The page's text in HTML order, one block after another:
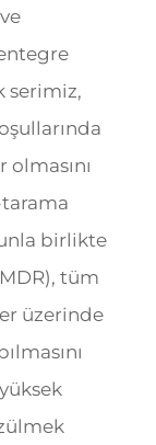
serimiz,
birlikte
tüm
üzerinde